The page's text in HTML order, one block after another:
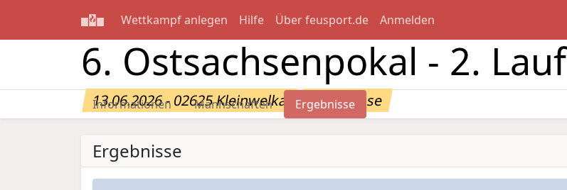
Wettkampf anlegen Hilfe Über feusport.de Anmelden
6. Ostsachsenpokal - 2. Lauf
13.06.2026 - 02625 Kleinwelka Ergebnisse
Informationen Mannschaften Ergebnisse
Ergebnisse